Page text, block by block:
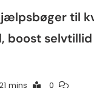
til
boost
mins 0